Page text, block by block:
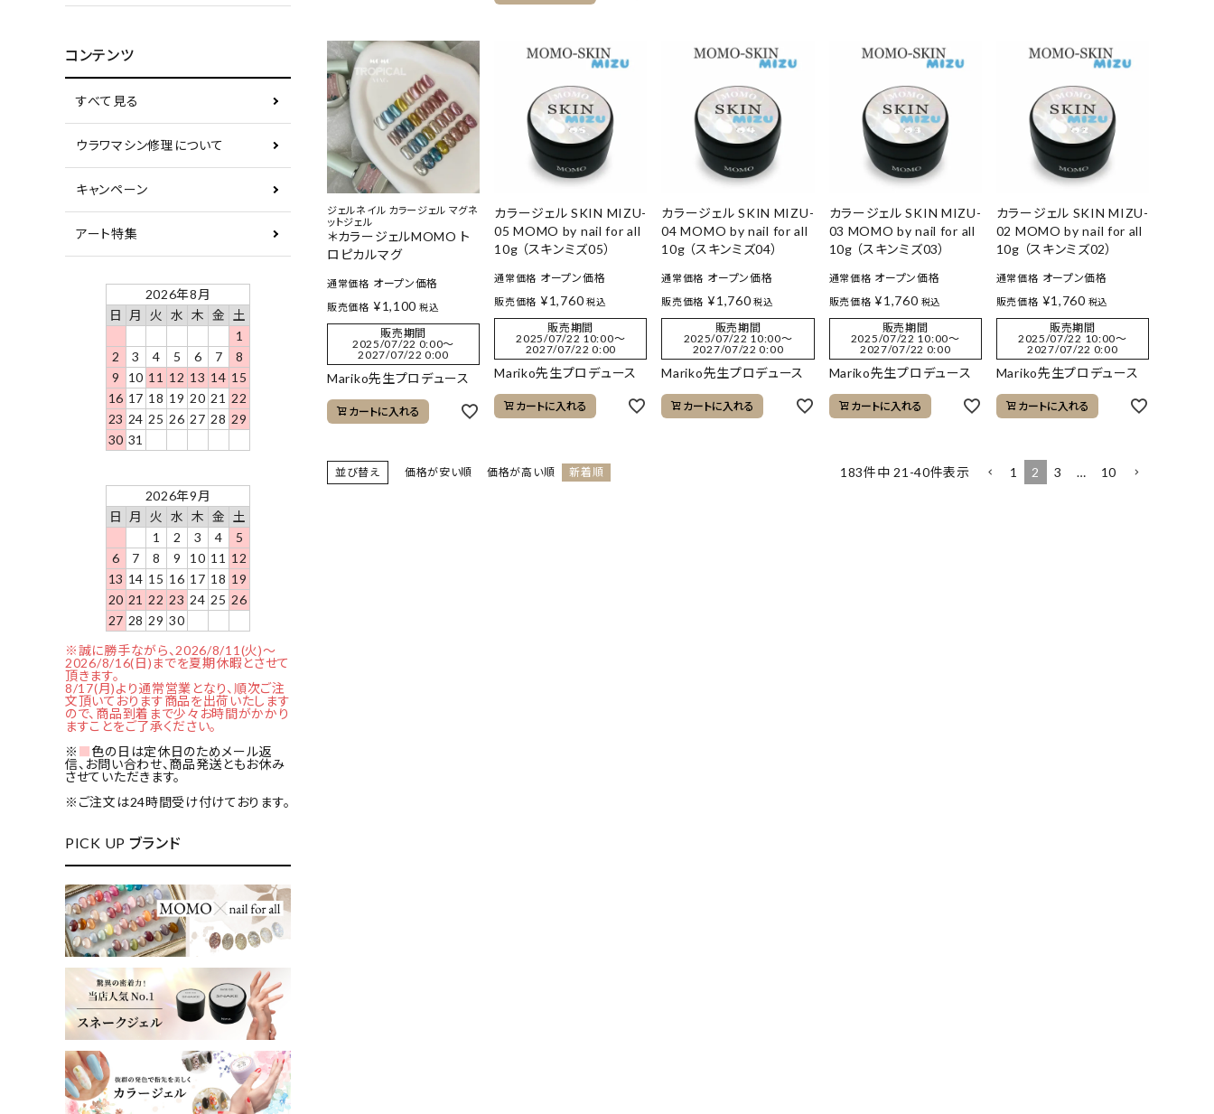
コンテンツ
すべて見る
ウラワマシン修理について
キャンペーン
アート特集
2026年8月
日
月 火 水 木 金
土
1
2
3 4 5 6 7
8
9
10 11 12 13 14 15
16 17 18 19 20 21 22
23 24 25 26 27 28 29
30 31
2026年9月
日
月 火 水 木 金
土
1
2 3 4
5
6
7 8 9 10 11 12
13 14 15 16 17 18 19
20 21 22 23 24 25 26
27 28 29 30
※誠に勝手ながら、2026/8/11(火)～
2026/8/16(日)までを夏期休暇とさせて
頂きます。
8/17(月)より通常営業となり、順次ご注
文頂いております商品を出荷いたします
ので、商品到着まで少々お時間がかかり
ますことをご了承ください。
※ ■色の日は定休日のためメール返
信、お問い合わせ、商品発送ともお休み
させていただきます。
※ご注文は24時間受け付けております。
PICK UP ブランド
ジェルネイル カラージェル マグネ
ットジェル
＊カラージェルMOMO ト
ロピカルマグ
通常価格 オープン価格
販売価格 ¥1,100 税込
販売期間
2025/07/22 0:00〜
2027/07/22 0:00
Mariko先生プロデュース
カートに入れる
カラージェル SKIN MIZU-
05 MOMO by nail for all
10g （スキンミズ05）
通常価格 オープン価格
販売価格 ¥1,760 税込
販売期間
2025/07/22 10:00〜
2027/07/22 0:00
Mariko先生プロデュース
カートに入れる
カラージェル SKIN MIZU-
04 MOMO by nail for all
10g （スキンミズ04）
通常価格 オープン価格
販売価格 ¥1,760 税込
販売期間
2025/07/22 10:00〜
2027/07/22 0:00
Mariko先生プロデュース
カートに入れる
カラージェル SKIN MIZU-
03 MOMO by nail for all
10g （スキンミズ03）
通常価格 オープン価格
販売価格 ¥1,760 税込
販売期間
2025/07/22 10:00〜
2027/07/22 0:00
Mariko先生プロデュース
カートに入れる
カラージェル SKIN MIZU-
02 MOMO by nail for all
10g （スキンミズ02）
通常価格 オープン価格
販売価格 ¥1,760 税込
販売期間
2025/07/22 10:00〜
2027/07/22 0:00
Mariko先生プロデュース
カートに入れる
並び替え 価格が安い順 価格が高い順 新着順 183件中 21 -40件表示 1 2 3 … 10